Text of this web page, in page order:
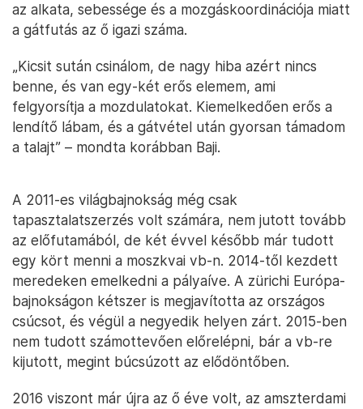
az alkata, sebessége és a mozgáskoordinációja miatt
a gátfutás az ő igazi száma.
„Kicsit sután csinálom, de nagy hiba azért nincs
benne, és van egy-két erős elemem, ami
felgyorsítja a mozdulatokat. Kiemelkedően erős a
lendítő lábam, és a gátvétel után gyorsan támadom
a talajt” – mondta korábban Baji.
A 2011-es világbajnokság még csak
tapasztalatszerzés volt számára, nem jutott tovább
az előfutamából, de két évvel később már tudott
egy kört menni a moszkvai vb-n. 2014-től kezdett
meredeken emelkedni a pályaíve. A zürichi Európa-
bajnokságon kétszer is megjavította az országos
csúcsot, és végül a negyedik helyen zárt. 2015-ben
nem tudott számottevően előrelépni, bár a vb-re
kijutott, megint búcsúzott az elődöntőben.
2016 viszont már újra az ő éve volt, az amszterdami